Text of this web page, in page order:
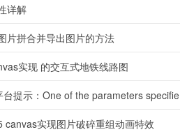
详解
片拼合并导出图片的方法
实现 的交互式地铁线路图
台提示：One of the parameters specifie
canvas实现图片破碎重组动画特效